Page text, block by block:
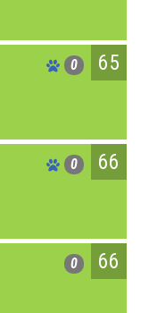
0 65
0 66
0 66